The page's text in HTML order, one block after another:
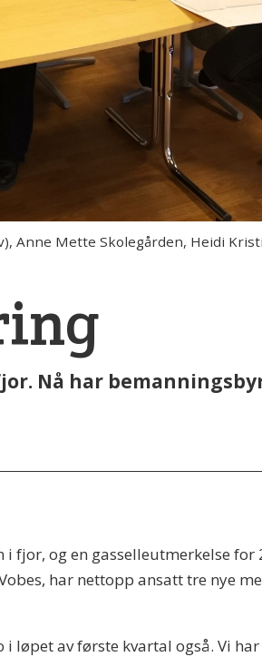
Anne Mette Skolegården, Heidi
Nå har
fjor, og en gasselleutmerkelse for
har nettopp ansatt tre nye
av første kvartal også. Vi